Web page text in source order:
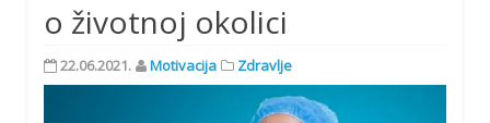
o životnoj okolici
22.06.2021. Motivacija Zdravlje